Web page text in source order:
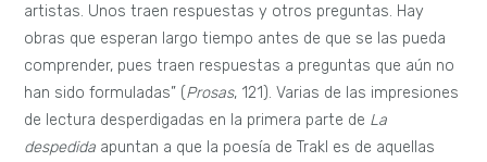
artistas. Unos traen respuestas y otros preguntas. Hay
obras que esperan largo tiempo antes de que se las pueda
comprender, pues traen respuestas a preguntas que aún no
han sido formuladas” (Prosas, 121). Varias de las impresiones
de lectura desperdigadas en la primera parte de La
despedida apuntan a que la poesía de Trakl es de aquellas